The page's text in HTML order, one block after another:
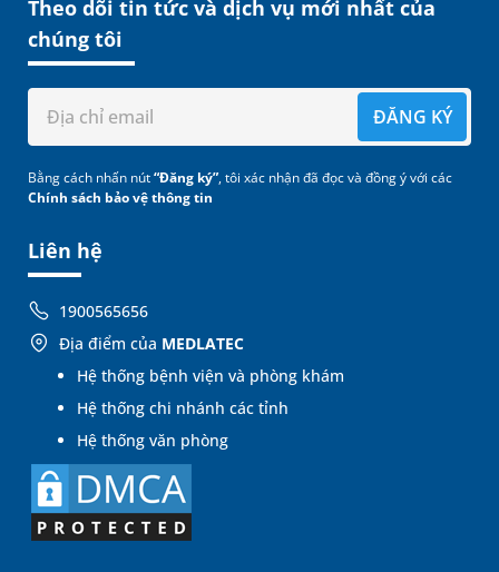
Liên hệ
1900565656
Địa điểm của MEDLATEC
Hệ thống bệnh viện và phòng khám
Hệ thống chi nhánh các tỉnh
Hệ thống văn phòng
Theo dõi tin tức và dịch vụ mới nhất của
chúng tôi
ĐĂNG KÝ
Bằng cách nhấn nút“Đăng ký”, tôi xác nhận đã đọc và đồng ý với các
Chính sách bảo vệ thông tin